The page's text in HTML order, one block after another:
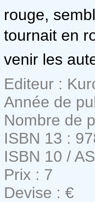
rouge,
tournait en
venir les
Editeur :
Année de
Nombre de
ISBN 13 :
ISBN 10 /
Prix : 7
Devise : €